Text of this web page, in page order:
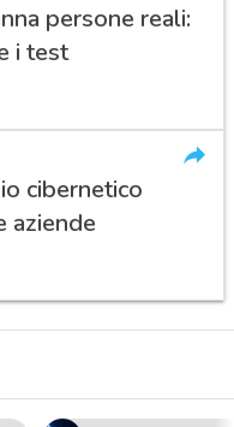
persone reali:
i test
cibernetico
aziende